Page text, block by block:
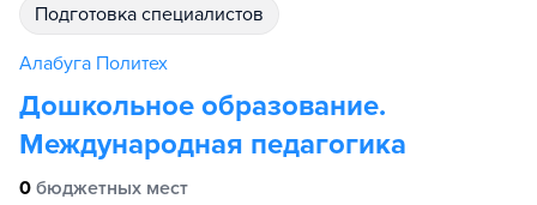
подготовка специалистов
Алабуга Политех
Дошкольное образование.
Международная педагогика
0 бюджетных мест